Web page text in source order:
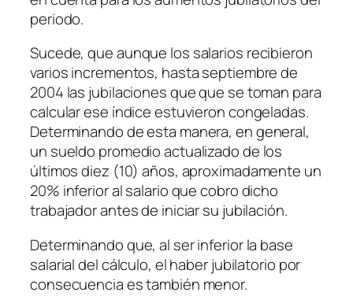
periodo.
Sucede, que aunque los salarios recibieron
varios incrementos, hasta septiembre de
2004 las jubilaciones que que se toman para
calcular ese índice estuvieron congeladas.
Determinando de esta manera, en general,
un sueldo promedio actualizado de los
últimos diez (10) años, aproximadamente un
20% inferior al salario que cobro dicho
trabajador antes de iniciar su jubilación.
Determinando que, al ser inferior la base
salarial del cálculo, el haber jubilatorio por
consecuencia es también menor.